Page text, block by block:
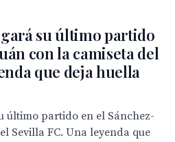
su último partido
con la camiseta del
que deja huella
último partido en el Sánchez-
Sevilla FC. Una leyenda que